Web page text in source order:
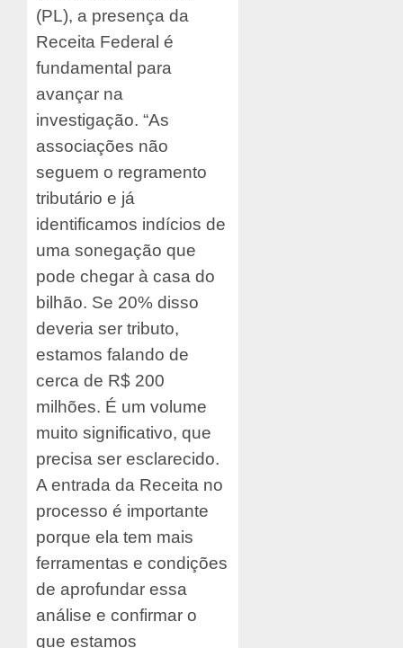
(PL), a presença da
Receita Federal é
fundamental para
avançar na
investigação. “As
associações não
seguem o regramento
tributário e já
identificamos indícios de
uma sonegação que
pode chegar à casa do
bilhão. Se 20% disso
deveria ser tributo,
estamos falando de
cerca de R$ 200
milhões. É um volume
muito significativo, que
precisa ser esclarecido.
A entrada da Receita no
processo é importante
porque ela tem mais
ferramentas e condições
de aprofundar essa
análise e confirmar o
que estamos